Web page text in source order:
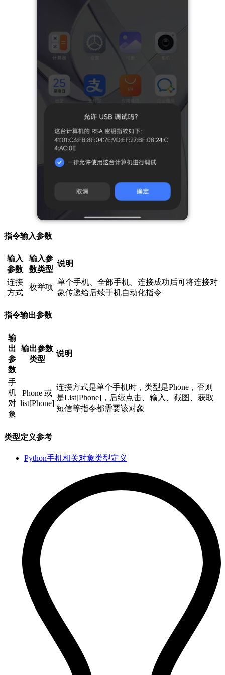
指令输入参数
输入
参数
输入参
数类型
说明
连接
方式
枚举项
单个手机、全部手机。连接成功后可将连接对
象传递给后续手机自动化指令
指令输出参数
输
出
参
数
输出参数
类型
说明
手
机
对
象
Phone 或
list[Phone]
连接方式是单个手机时，类型是Phone，否则
是List[Phone]，后续点击、输入、截图、获取
短信等指令都需要该对象
类型定义参考
Python手机相关对象类型定义